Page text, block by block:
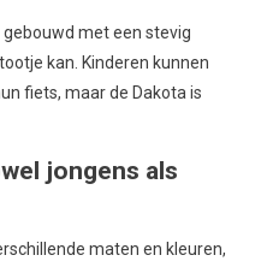
gebouwd met een stevig
kan. Kinderen kunnen
fiets, maar de Dakota is
jongens als
maten en kleuren,